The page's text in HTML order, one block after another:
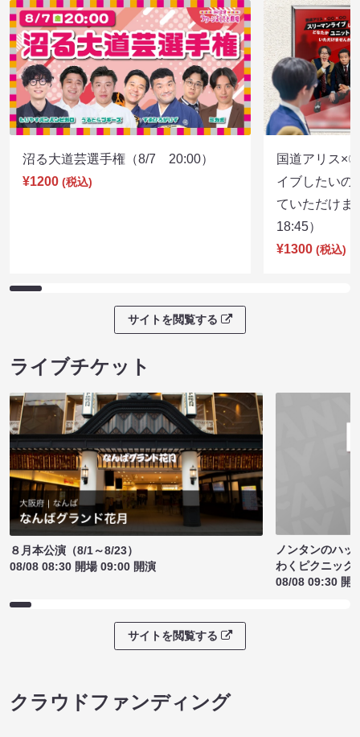
沼る大道芸選手権（8/7 20:00）
¥1200 (税込)
国道アリス×
イブしたいの
ていただけ
18:45）
¥1300 (税込)
サイトを閲覧する
ライブチケット
８月本公演（8/1～8/23）
08/08 08:30 開場 09:00 開演
ノンタンのハッ
わくピクニック
08/08 09:30 開
サイトを閲覧する
クラウドファンディング